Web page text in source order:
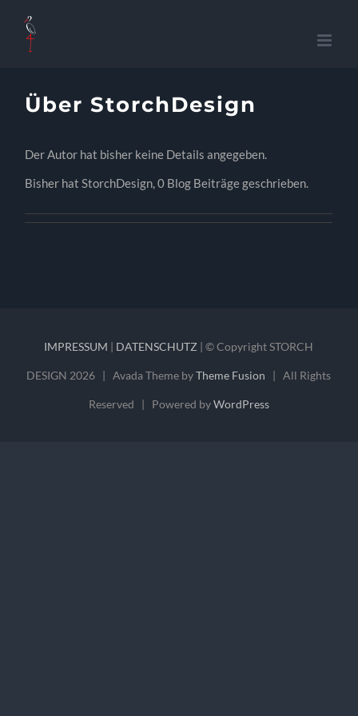
Inhalt
Über StorchDesign
Der Autor hat bisher keine Details angegeben.
Bisher hat StorchDesign, 0 Blog Beiträge geschrieben.
IMPRESSUM | DATENSCHUTZ | © Copyright STORCH
DESIGN 2026 | Avada Theme byTheme Fusion | All Rights
Reserved | Powered byWordPress